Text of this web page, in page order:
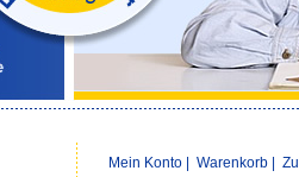
Mein Konto Warenkorb